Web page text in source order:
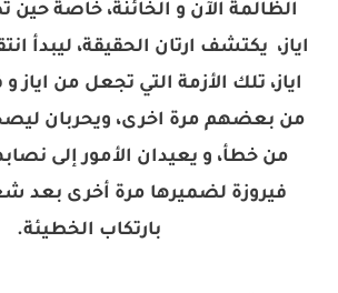
الظالمة الآن و الخائنة، خاصة
اياز، يكتشف ارتان الحقيقة، ليبدأ
اياز، تلك الأزمة التي تجعل من اياز
من بعضهم مرة اخرى، ويحربان
من خطأ، و يعيدان الأمور إلى
فيروزة لضميرها مرة أخرى بعد
بارتكاب الخطيئة.